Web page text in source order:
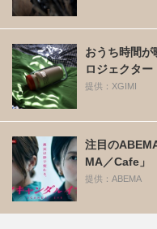
おうち時間
ロジェクター
提供：XGIMI
注目の
MA／Cafe」
提供：ABEMA